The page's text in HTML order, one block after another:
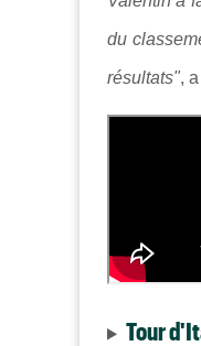
du
résultats",
Tour